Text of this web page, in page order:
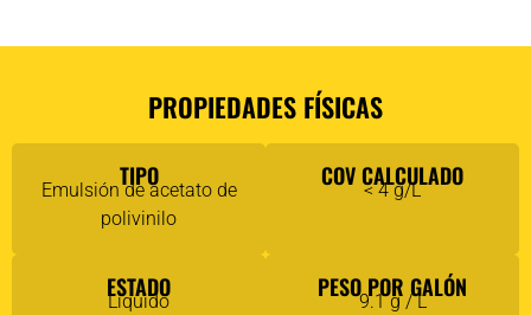
PROPIEDADES FÍSICAS
TIPO
Emulsión de acetato de
polivinilo
COV CALCULADO
< 4 g/L
ESTADO
Líquido PESO POR GALÓN
9.1 g / L